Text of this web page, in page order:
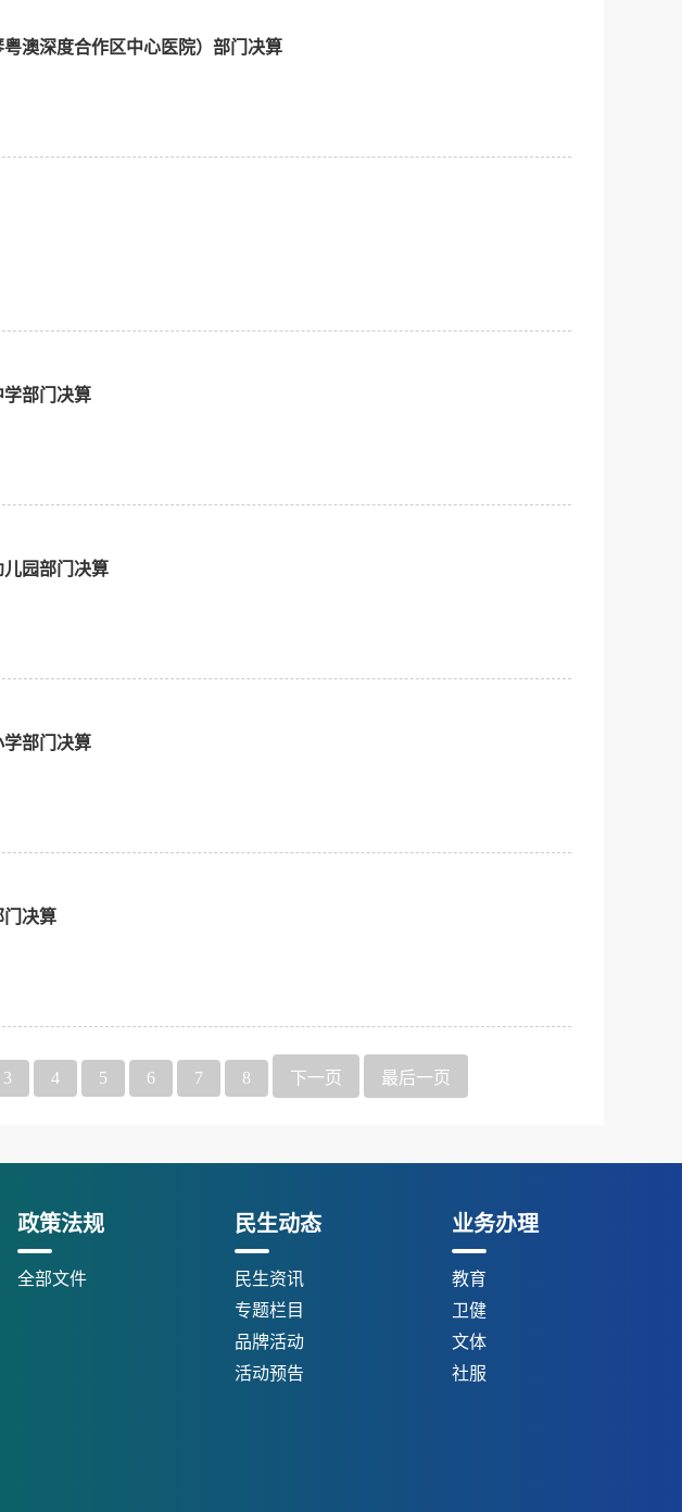
澳深度合作区中心医院）部门决算
学部门决算
园部门决算
学部门决算
门决算
3 4 5 6 7 8 下一页 最后一页
政策法规
全部文件
民生动态
民生资讯
专题栏目
品牌活动
活动预告
业务办理
教育
卫健
文体
社服